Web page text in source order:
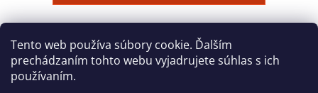
Tento web používa súbory cookie. Ďalším
prechádzaním tohto webu vyjadrujete súhlas s ich
používaním.
Z
Reklamačný poriadok Ochrana osobných údajov